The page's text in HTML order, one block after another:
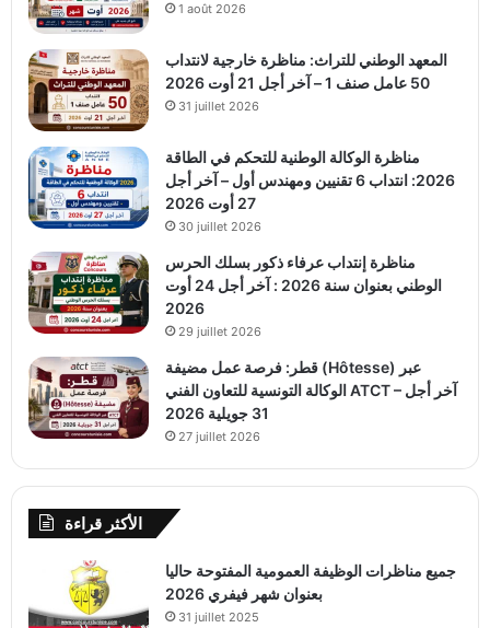
1 août 2026
المعهد الوطني للتراث: مناظرة خارجية لانتداب
50 عامل صنف 1 – آخر أجل 21 أوت 2026
31 juillet 2026
مناظرة الوكالة الوطنية للتحكم في الطاقة
2026: انتداب 6 تقنيين ومهندس أول – آخر أجل
27 أوت 2026
30 juillet 2026
مناظرة إنتداب عرفاء ذكور بسلك الحرس
الوطني بعنوان سنة 2026 : آخر أجل 24 أوت
2026
29 juillet 2026
قطر: فرصة عمل مضيفة (Hôtesse) عبر
الوكالة التونسية للتعاون الفني ATCT – آخر أجل
31 جويلية 2026
27 juillet 2026
الأكثر قراءة
جميع مناظرات الوظيفة العمومية المفتوحة حاليا
بعنوان شهر فيفري 2026
31 juillet 2025